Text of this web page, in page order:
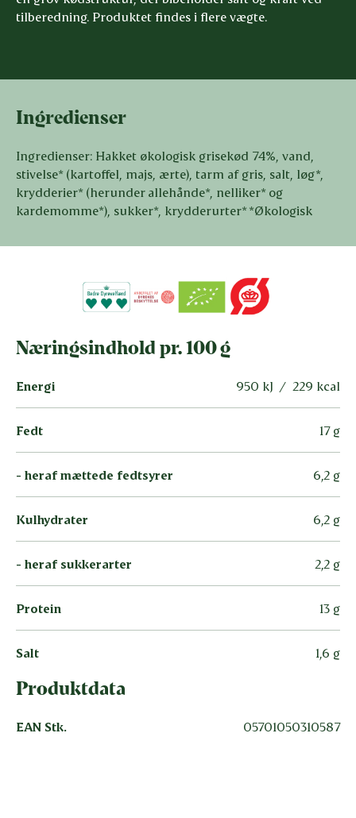
tilberedning. Produktet findes i flere vægte.
Næringsindhold pr. 100 g
Energi 950 kJ / 229 kcal
Fedt 17 g
- heraf mættede fedtsyrer 6,2 g
Kulhydrater 6,2 g
- heraf sukkerarter 2,2 g
Protein 13 g
Salt 1,6 g
Produktdata
EAN Stk. 05701050310587
Ingredienser
Ingredienser: Hakket økologisk grisekød 74%, vand,
stivelse* (kartoffel, majs, ærte), tarm af gris, salt, løg*,
krydderier* (herunder allehånde*, nelliker* og
kardemomme*), sukker*, krydderurter* *Økologisk